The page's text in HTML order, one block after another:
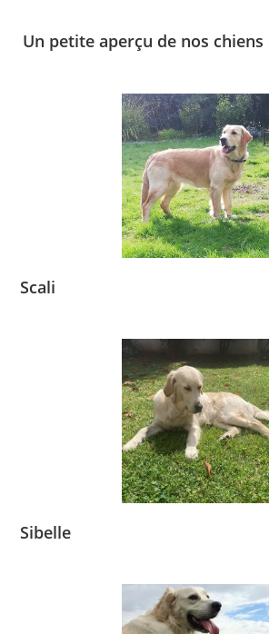
Un petite aperçu de nos
Scali
Sibelle